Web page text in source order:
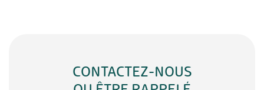
CONTACTEZ-NOUS